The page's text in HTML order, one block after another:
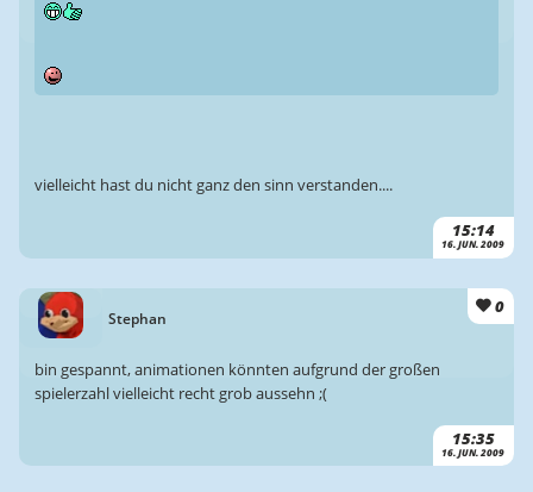
15:14
16. JUN. 2009
vielleicht hast du nicht ganz den sinn verstanden....
Stephan
0
15:35
16. JUN. 2009
bin gespannt, animationen könnten aufgrund der großen
spielerzahl vielleicht recht grob aussehn ;(